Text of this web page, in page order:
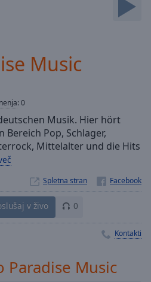
Music
:0
Musik. Hier hört
Bereich Pop, Schlager,
Mittelalter und die Hits
Spletna stran
v živo 0
Kontakti
Paradise Music